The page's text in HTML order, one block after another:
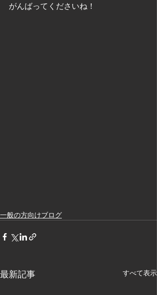
がんばってくださいね！
一般の方向けブログ
最新記事 すべて表示